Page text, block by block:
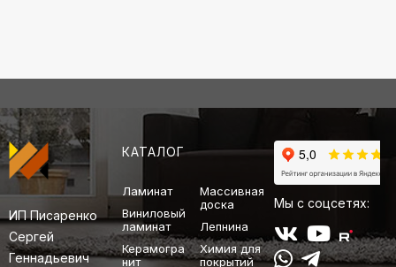
ИП Писаренко
Сергей
Геннадьевич
КАТАЛОГ
Ламинат
Виниловый
ламинат
Керамогра
нит
Массивная
доска
Лепнина
Химия для
покрытий
Мы с соцсетях: